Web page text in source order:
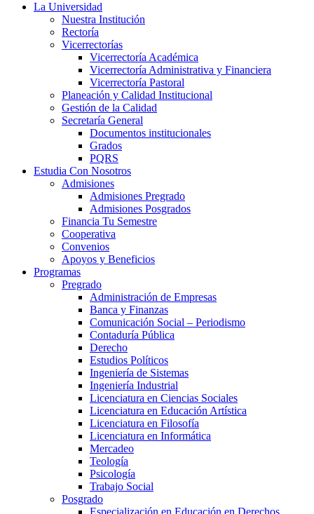
La Universidad
Nuestra Institución
Rectoría
Vicerrectorías
Vicerrectoría Académica
Vicerrectoría Administrativa y Financiera
Vicerrectoría Pastoral
Planeación y Calidad Institucional
Gestión de la Calidad
Secretaría General
Documentos institucionales
Grados
PQRS
Estudia Con Nosotros
Admisiones
Admisiones Pregrado
Admisiones Posgrados
Financia Tu Semestre
Cooperativa
Convenios
Apoyos y Beneficios
Programas
Pregrado
Administración de Empresas
Banca y Finanzas
Comunicación Social – Periodismo
Contaduría Pública
Derecho
Estudios Políticos
Ingeniería de Sistemas
Ingeniería Industrial
Licenciatura en Ciencias Sociales
Licenciatura en Educación Artística
Licenciatura en Filosofía
Licenciatura en Informática
Mercadeo
Teología
Psicología
Trabajo Social
Posgrado
Especialización en Educación en Derechos